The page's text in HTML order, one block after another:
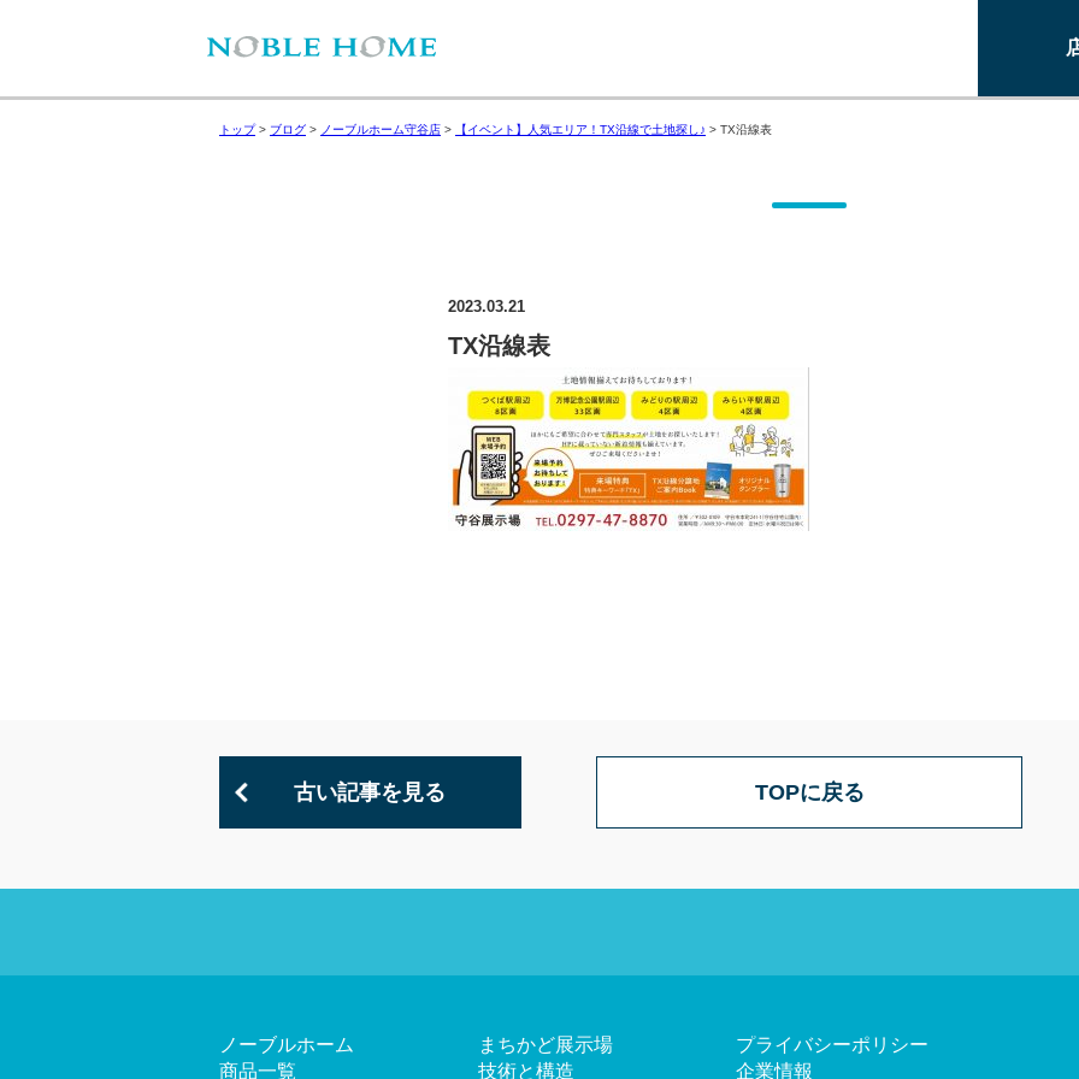
トップ> ブログ > ノーブルホーム守谷店 > 【イベント】人気エリア！TX沿線で土地探し♪ > TX沿線表
2023.03.21
TX沿線表
古い記事を見る TOPに戻る
ノーブルホーム
商品一覧
まちかど展示場
技術と構造
プライバシーポリシー
企業情報